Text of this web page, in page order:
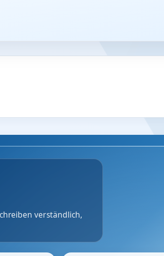
verständlich,